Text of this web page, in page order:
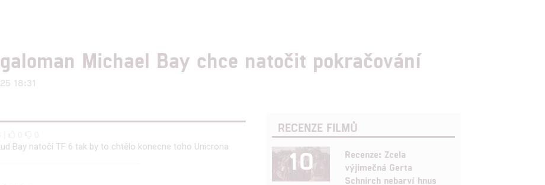
Michael Bay chce natočit pokračování
18:31
Bay natočí TF 6 tak by to chtělo konecne toho Unicrona
RECENZE FILMŮ
10
Recenze: Zcela
výjimečná Gerta
Schnirch nebarví hnus